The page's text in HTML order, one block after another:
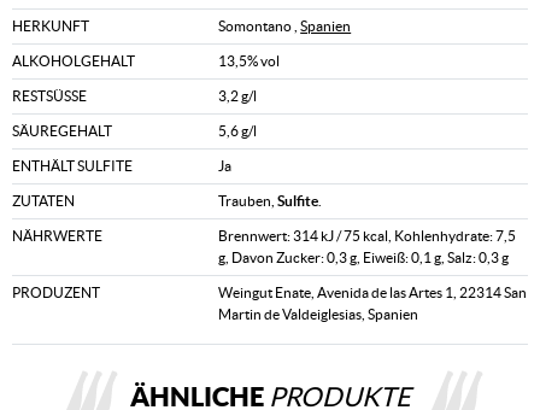
HERKUNFT Somontano ,Spanien
ALKOHOLGEHALT 13,5% vol
RESTSÜSSE 3,2 g/l
SÄUREGEHALT 5,6 g/l
ENTHÄLT SULFITE Ja
ZUTATEN Trauben,Sulfite
NÄHRWERTE
Brennwert: 314 kJ / 75 kcal, Kohlenhydrate: 7,5
g, Davon Zucker: 0,3 g, Eiweiß: 0,1 g, Salz: 0,3 g
PRODUZENT
Weingut Enate, Avenida de las Artes 1, 22314 San
Martin de Valdeiglesias, Spanien
ÄHNLICHE PRODUKTE